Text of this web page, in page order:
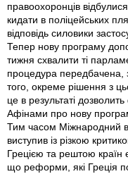
правоохоронців
кидати в поліцейських
відповідь силовики
Тепер нову програму
тижня схвалити ті
процедура передбачена,
того, окреме рішення з
це в результаті
Афінами про нову
Тим часом Міжнародний
виступив із різкою
Грецією та рештою країн
що реформи, які Греція